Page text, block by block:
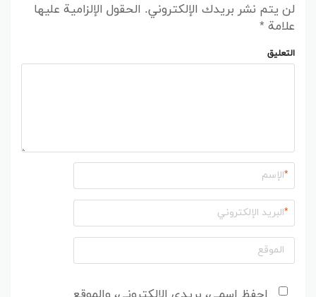
لن يتم نشر بريدك الإلكتروني. الحقول الإلزامية عليها
علامة *
التعليق
*
*